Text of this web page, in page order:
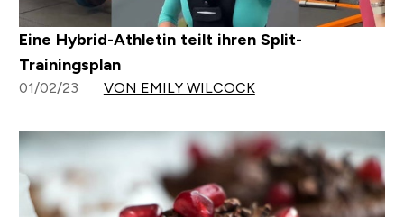
Eine Hybrid-Athletin teilt ihren Split-
Trainingsplan
01/02/23 VON EMILY WILCOCK